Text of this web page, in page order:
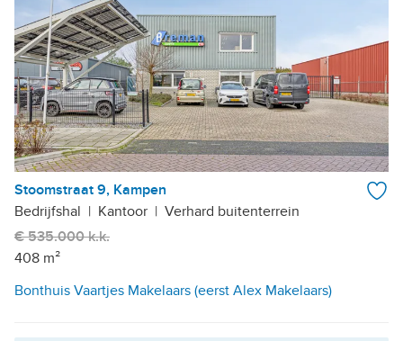
Stoomstraat 9, Kampen
Bedrijfshal | Kantoor | Verhard buitenterrein
€ 535.000 k.k.
408 m²
Bonthuis Vaartjes Makelaars (eerst Alex Makelaars)